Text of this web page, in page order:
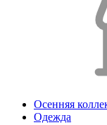
Осенняя
Одежда